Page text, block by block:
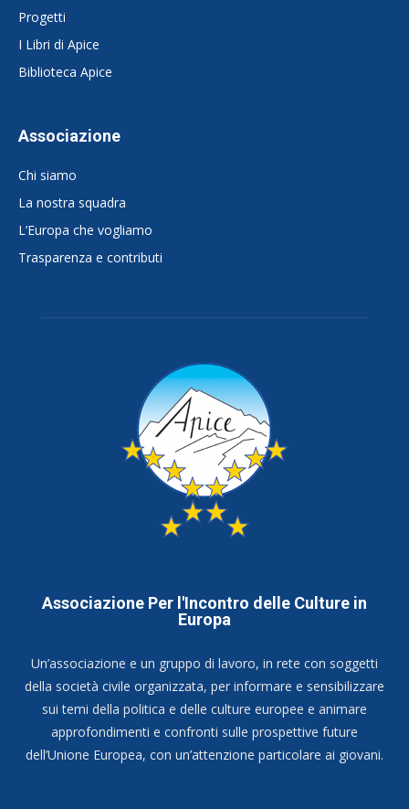
Progetti
I Libri di Apice
Biblioteca Apice
Associazione
Chi siamo
La nostra squadra
L’Europa che vogliamo
Trasparenza e contributi
Associazione Per l'Incontro delle Culture in
Europa
Un’associazione e un gruppo di lavoro, in rete con soggetti
della società civile organizzata, per informare e sensibilizzare
sui temi della politica e delle culture europee e animare
approfondimenti e confronti sulle prospettive future
dell’Unione Europea, con un’attenzione particolare ai giovani.